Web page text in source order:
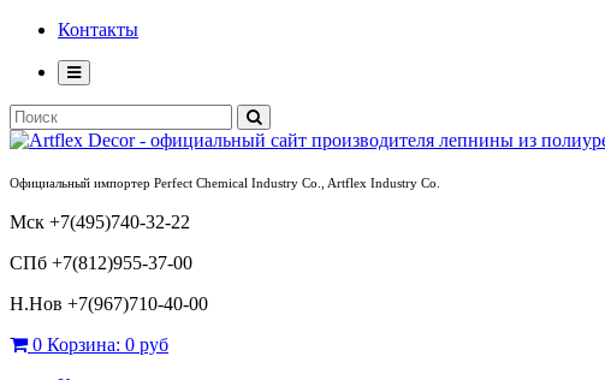
Контакты
Официальный импортер Perfect Chemical Industry Co., Artflex Industry Co.
Мск +7(495)740-32-22
СПб +7(812)955-37-00
Н.Нов +7(967)710-40-00
0 Корзина: 0 руб